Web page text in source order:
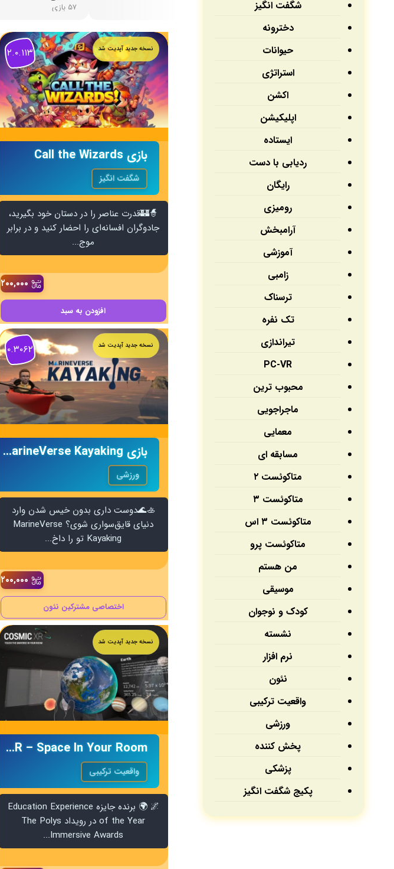
۵۷ بازی
۲.۰.۱۱۳
بازی Call the Wizards
شگفت انگیز
🧙🏰قدرت عناصر را در دستان خود بگیرید،
جادوگران افسانه‌ای را احضار کنید و در برابر
موج‌...
نسخه جدید آپدیت شد
۲۰۰,۰۰۰
افزودن به سبد
۰.۳۰۶۲
بازی MarineVerse Kayaking
ورزشی
🚣🌊دوست داری بدون خیس شدن وارد
دنیای قایق‌سواری شوی؟ MarineVerse
Kayaking تو را داخ...
نسخه جدید آپدیت شد
۲۰۰,۰۰۰
اختصاصی مشترکین نئون
Cosmic XR – Space In Your Room
واقعیت ترکیبی
🌌 🌍 برنده جایزه Education Experience
of the Year در رویداد The Polys
Immersive Awards...
نسخه جدید آپدیت شد
شگفت انگیز
دخترونه
حیوانات
استراتژی
اکشن
اپلیکیشن‌
ایستاده
ردیابی با دست
رایگان
رومیزی
آرامبخش
آموزشی
زامبی
ترسناک
تک نفره
تیراندازی
PC-VR
محبوب ترین
ماجراجویی
معمایی
مسابقه ای
متاکوئست ۲
متاکوئست ۳
متاکوئست ۳ اس
متاکوئست پرو
من هستم
موسیقی
کودک و نوجوان
نشسته
نرم افزار
نئون
واقعیت ترکیبی
ورزشی
پخش کننده
پزشکی
پکیج شگفت انگیز